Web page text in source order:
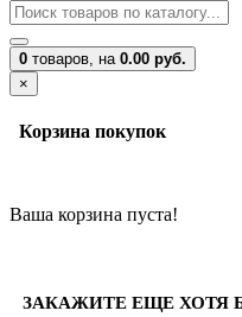
0 товаров, на 0.00 руб.
×
Корзина покупок
Ваша корзина пуста!
ЗАКАЖИТЕ ЕЩЕ ХОТЯ